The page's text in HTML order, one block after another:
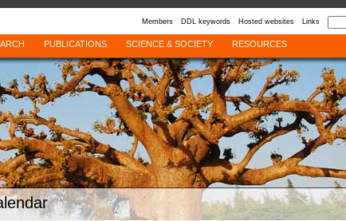
Members DDL keywords Hosted websites Links
PUBLICATIONS SCIENCE & SOCIETY RESOURCES